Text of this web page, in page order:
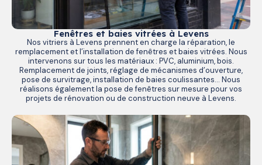
Fenêtres et baies vitrées à Levens
Nos vitriers à Levens prennent en charge la réparation, le
remplacement et l’installation de fenêtres et baies vitrées. Nous
intervenons sur tous les matériaux : PVC, aluminium, bois.
Remplacement de joints, réglage de mécanismes d’ouverture,
pose de survitrage, installation de baies coulissantes… Nous
réalisons également la pose de fenêtres sur mesure pour vos
projets de rénovation ou de construction neuve à Levens.